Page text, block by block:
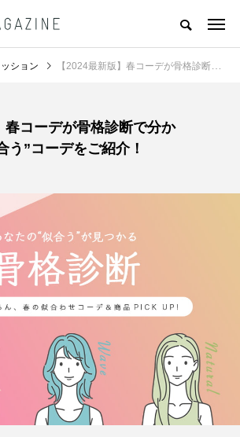
ション 【2024最新版】春コーデが骨格診断で分かる！”自分に似合う”コーデをご紹介！
春コーデが骨格診断で分か
う”コーデをご紹介！